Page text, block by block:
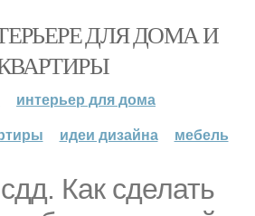
ДЛЯ ДОМА И
интерьер для дома
идеи дизайна мебель
Как сделать